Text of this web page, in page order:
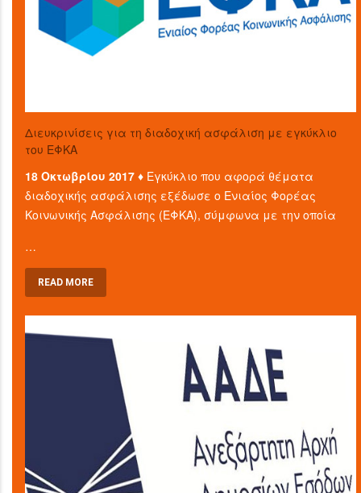
Διευκρινίσεις για τη διαδοχική ασφάλιση με εγκύκλιο
του ΕΦΚΑ
18 Οκτωβρίου 2017 ♦ Εγκύκλιο που αφορά θέματα
διαδοχικής ασφάλισης εξέδωσε ο Ενιαίος Φορέας
Κοινωνικής Ασφάλισης (ΕΦΚΑ), σύμφωνα με την οποία
…
READ MORE